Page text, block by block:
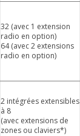
32 (avec 1 extension
radio en option)
64 (avec 2 extensions
radio en option)
2 intégrées extensibles
à 8
(avec extensions de
zones ou claviers*)